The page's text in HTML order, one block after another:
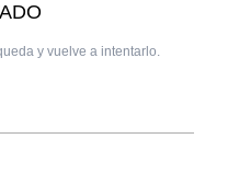
y vuelve a intentarlo.